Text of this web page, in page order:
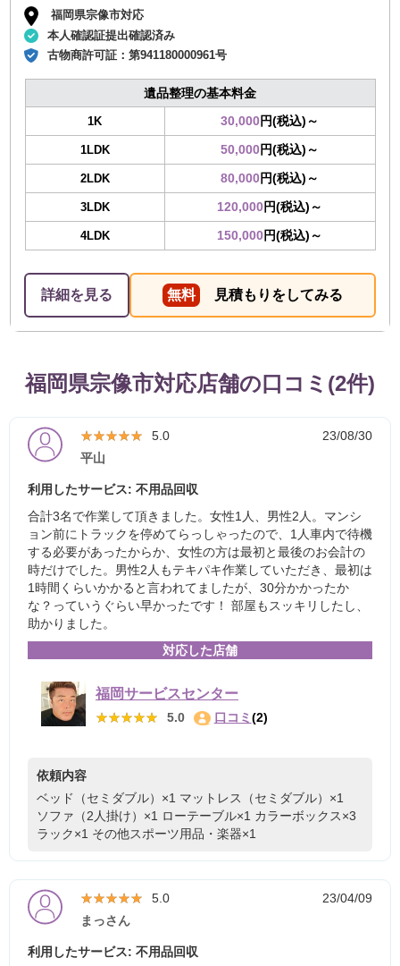
福岡県宗像市対応
本人確認証提出確認済み
古物商許可証：第941180000961号
遺品整理の基本料金
1K 30,000円(税込)～
1LDK 50,000円(税込)～
2LDK 80,000円(税込)～
3LDK 120,000円(税込)～
4LDK 150,000円(税込)～
詳細を見る 無料 見積もりをしてみる
福岡県宗像市対応店舗の口コミ(2件)
★★★★★
★★★★★ 5.0
23/08/30
平山
利用したサービス: 不用品回収
合計3名で作業して頂きました。女性1人、男性2人。マンシ
ョン前にトラックを停めてらっしゃったので、1人車内で待機
する必要があったからか、女性の方は最初と最後のお会計の
時だけでした。男性2人もテキパキ作業していただき、最初は
1時間くらいかかると言われてましたが、30分かかったか
な？っていうぐらい早かったです！ 部屋もスッキリしたし、
助かりました。
対応した店舗
福岡サービスセンター
★★★★★
★★★★★ 5.0 口コミ (2)
依頼内容
ベッド（セミダブル）×1 マットレス（セミダブル）×1
ソファ（2人掛け）×1 ローテーブル×1 カラーボックス×3
ラック×1 その他スポーツ用品・楽器×1
★★★★★
★★★★★ 5.0
23/04/09
まっさん
利用したサービス: 不用品回収